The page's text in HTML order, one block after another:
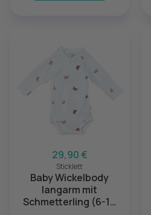
29,90 €
Sticklett
Baby Wickelbody
langarm mit
Schmetterling (6-12